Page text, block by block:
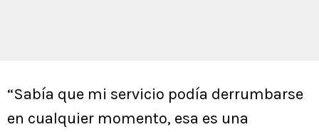
“Sabía que mi servicio podía derrumbarse
en cualquier momento, esa es una